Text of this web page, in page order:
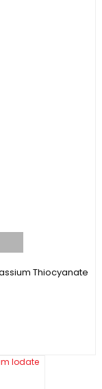
Thiocyanate